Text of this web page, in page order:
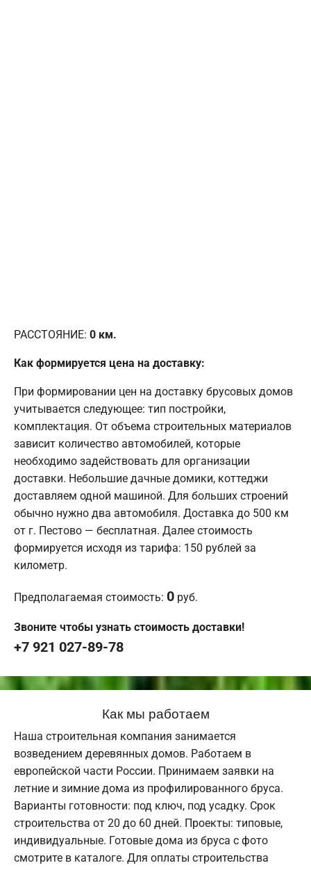
РАССТОЯНИЕ: 0 км.
Как формируется цена на доставку:
При формировании цен на доставку брусовых домов
учитывается следующее: тип постройки,
комплектация. От объема строительных материалов
зависит количество автомобилей, которые
необходимо задействовать для организации
доставки. Небольшие дачные домики, коттеджи
доставляем одной машиной. Для больших строений
обычно нужно два автомобиля. Доставка до 500 км
от г. Пестово — бесплатная. Далее стоимость
формируется исходя из тарифа: 150 рублей за
километр.
Предполагаемая стоимость: 0 руб.
Звоните чтобы узнать стоимость доставки!
+7 921 027-89-78
Как мы работаем
Наша строительная компания занимается
возведением деревянных домов. Работаем в
европейской части России. Принимаем заявки на
летние и зимние дома из профилированного бруса.
Варианты готовности: под ключ, под усадку. Срок
строительства от 20 до 60 дней. Проекты: типовые,
индивидуальные. Готовые дома из бруса с фото
смотрите в каталоге. Для оплаты строительства